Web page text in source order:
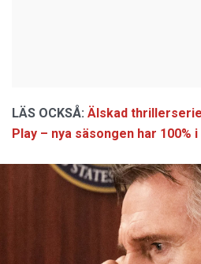
LÄS OCKSÅ: Älskad
Play – nya säsongen har 100%